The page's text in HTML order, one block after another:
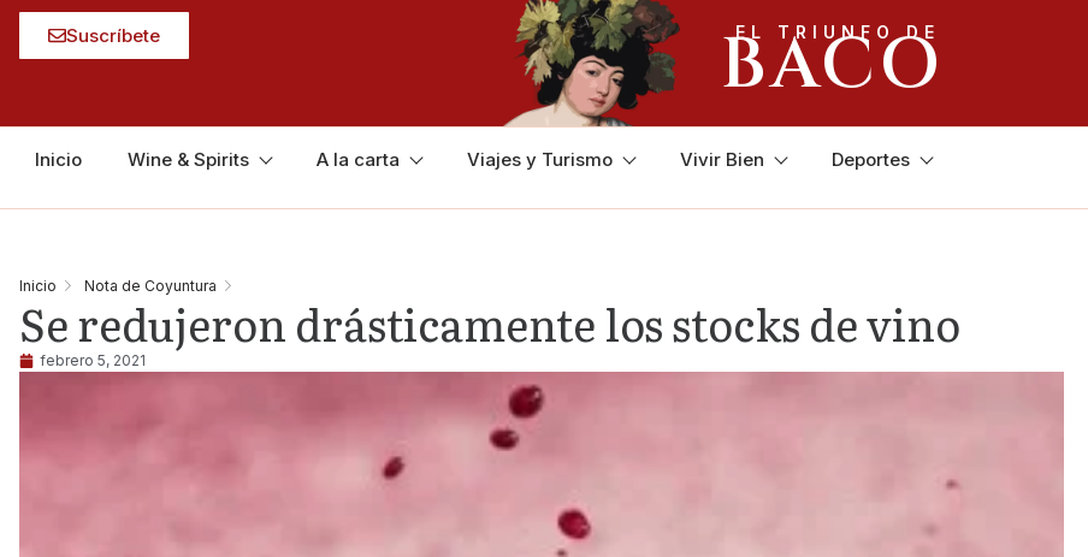
Suscríbete EL TRIUNFO DE
BACO
Inicio Wine & Spirits A la carta Viajes y Turismo Vivir Bien Deportes
Inicio Nota de Coyuntura
Se redujeron drásticamente los stocks de vino
febrero 5, 2021